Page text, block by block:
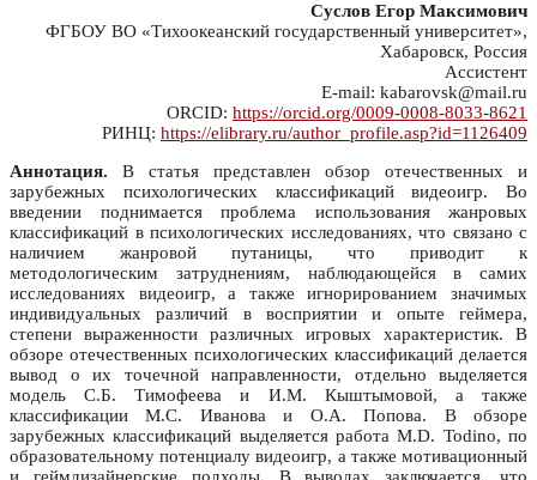
Суслов Егор Максимович
ФГБОУ ВО «Тихоокеанский государственный университет»,
Хабаровск, Россия
Ассистент
E-mail: kabarovsk@mail.ru
ORCID: https://orcid.org/0009-0008-8033-8621
РИНЦ: https://elibrary.ru/author_profile.asp?id=1126409
Аннотация. В статья представлен обзор отечественных и
зарубежных психологических классификаций видеоигр. Во
введении поднимается проблема использования жанровых
классификаций в психологических исследованиях, что связано с
наличием жанровой путаницы, что приводит к
методологическим затруднениям, наблюдающейся в самих
исследованиях видеоигр, а также игнорированием значимых
индивидуальных различий в восприятии и опыте геймера,
степени выраженности различных игровых характеристик. В
обзоре отечественных психологических классификаций делается
вывод о их точечной направленности, отдельно выделяется
модель С.Б. Тимофеева и И.М. Кыштымовой, а также
классификации М.С. Иванова и О.А. Попова. В обзоре
зарубежных классификаций выделяется работа M.D. Todino, по
образовательному потенциалу видеоигр, а также мотивационный